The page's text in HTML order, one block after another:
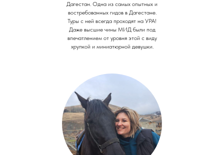
Дагестан. Одна из самых опытных и
востребованных гидов в Дагестане.
Туры с ней всегда проходят на УРА!
Даже высшие чины МИД были под
впечатлением от уровня этой с виду
хрупкой и миниатюрной девушки.